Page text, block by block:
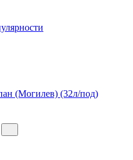
(Могилев) (32л/под)